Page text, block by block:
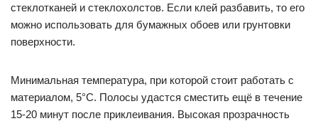
стеклотканей и стеклохолстов. Если клей разбавить, то его
можно использовать для бумажных обоев или грунтовки
поверхности.
Минимальная температура, при которой стоит работать с
материалом, 5°C. Полосы удастся сместить ещё в течение
15-20 минут после приклеивания. Высокая прозрачность